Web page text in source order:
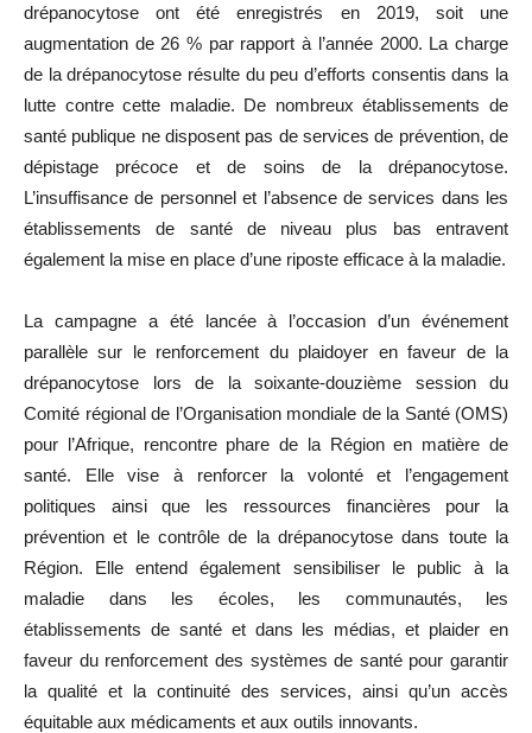
drépanocytose ont été enregistrés en 2019, soit une
augmentation de 26 % par rapport à l’année 2000. La charge
de la drépanocytose résulte du peu d’efforts consentis dans la
lutte contre cette maladie. De nombreux établissements de
santé publique ne disposent pas de services de prévention, de
dépistage précoce et de soins de la drépanocytose.
L’insuffisance de personnel et l’absence de services dans les
établissements de santé de niveau plus bas entravent
également la mise en place d’une riposte efficace à la maladie.
La campagne a été lancée à l’occasion d’un événement
parallèle sur le renforcement du plaidoyer en faveur de la
drépanocytose lors de la soixante-douzième session du
Comité régional de l’Organisation mondiale de la Santé (OMS)
pour l’Afrique, rencontre phare de la Région en matière de
santé. Elle vise à renforcer la volonté et l’engagement
politiques ainsi que les ressources financières pour la
prévention et le contrôle de la drépanocytose dans toute la
Région. Elle entend également sensibiliser le public à la
maladie dans les écoles, les communautés, les
établissements de santé et dans les médias, et plaider en
faveur du renforcement des systèmes de santé pour garantir
la qualité et la continuité des services, ainsi qu’un accès
équitable aux médicaments et aux outils innovants.